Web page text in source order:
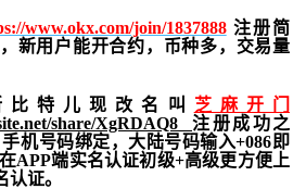
www.okx.com/join/1837888注册简
新用户能开合约， 币种多，交易量
特儿现改名叫 芝麻开门
share/XgRDAQ8 注册成功之
机号码绑定，大陆号码输入+086即
APP端实名认证初级+高级更方便上
证。